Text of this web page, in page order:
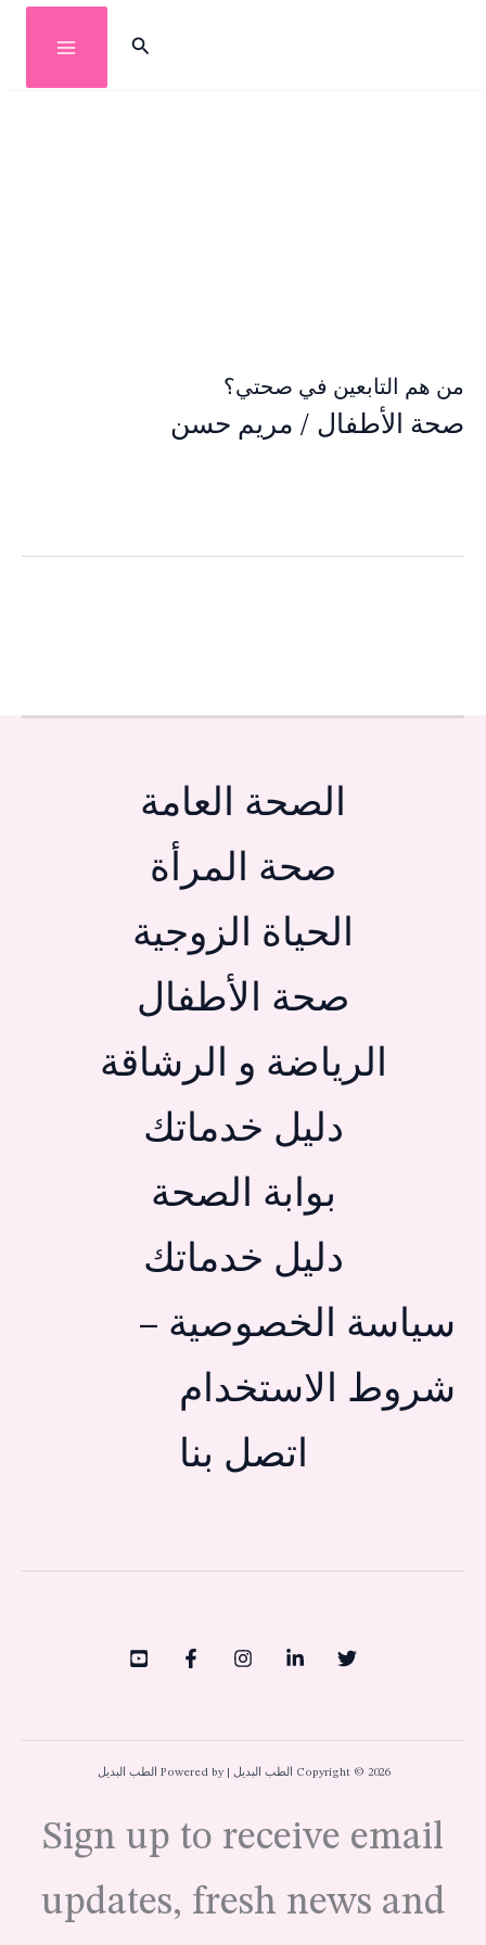
البحث
من هم التابعين في صحتي؟
صحة الأطفال / مريم حسن
الصحة العامة
صحة المرأة
الحياة الزوجية
صحة الأطفال
الرياضة و الرشاقة
دليل خدماتك
بوابة الصحة
دليل خدماتك
سياسة الخصوصية –
شروط الاستخدام
اتصل بنا
Copyright © 2026 الطب البديل | Powered by الطب البديل
Sign up to receive email
updates, fresh news and